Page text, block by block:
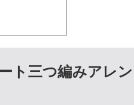
ト三つ編みアレン